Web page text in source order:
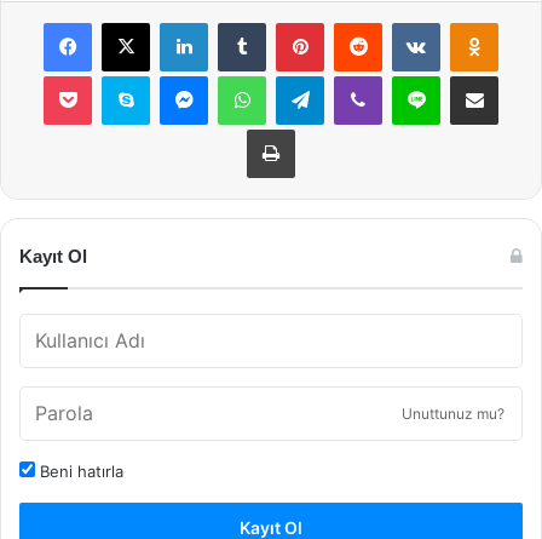
Facebook
X LinkedInTumblr PinterestReddit VKontakte
Pocket Skype MessengerWhatsAppTelegramViber Line E-Posta ile
Yazdır
Kayıt Ol
Unuttunuz mu?
Beni hatırla
Kayıt Ol